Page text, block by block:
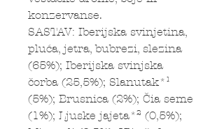
konzervanse.
SASTAV: Iberijska svinjetina,
pluća, jetra, bubrezi, slezina
(65%); Iberijska svinjska
čorba (25,5%); Slanutak*¹
(5%); Brusnica (2%); Čia seme
(1%); Ljuske jajeta*² (0,5%);